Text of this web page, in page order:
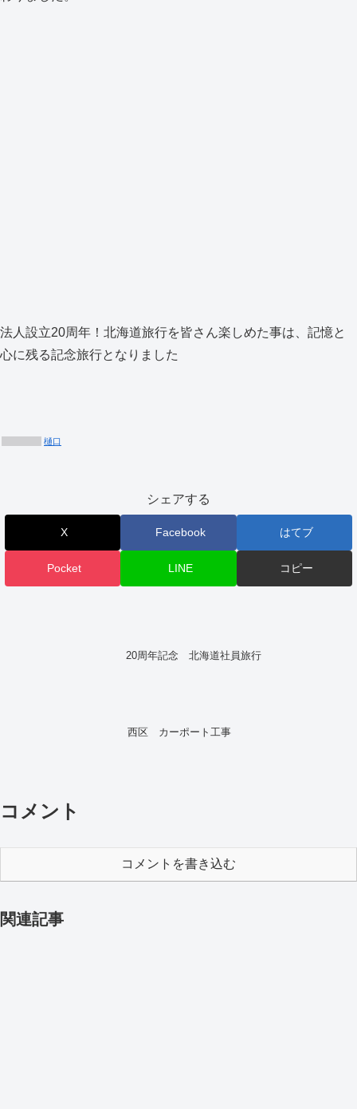
法人設立20周年！北海道旅行を皆さん楽しめた事は、記憶と
心に残る記念旅行となりました
樋口
シェアする
X Facebook はてブ
Pocket LINE コピー
20周年記念 北海道社員旅行
西区 カーポート工事
コメント
コメントを書き込む
関連記事